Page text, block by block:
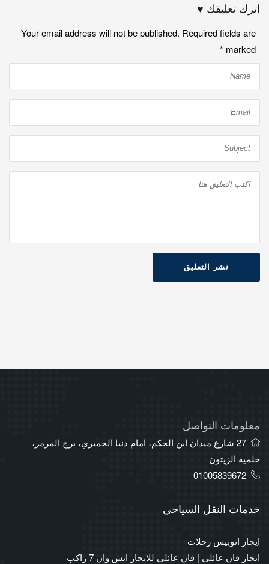
اترك تعليقك ♥
Your email address will not be published. Required fields are
marked
*
نشر التعليق
معلومات التواصل
27 شارع ميدان ابن الحكم، امام دنيا الجمبري، برج المرمر،
حلمية الزيتون
01005839672
خدمات النقل السياحي
ايجار اتوبيس رحلات
ايجار فان عائلي | فان عائلي للايجار اتش وان 7 راكب